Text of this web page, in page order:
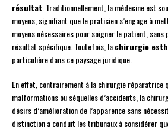
résultat . Traditionnellement, la médecine est
moyens, signifiant que le praticien s’engage à
moyens nécessaires pour soigner le patient,
résultat spécifique. Toutefois, lachirurgie
particulière dans ce paysage juridique.
En effet, contrairement à la chirurgie réparatrice
malformations ou séquelles d’accidents, la
désirs d’amélioration de l’apparence sans
distinction a conduit les tribunaux à considérer